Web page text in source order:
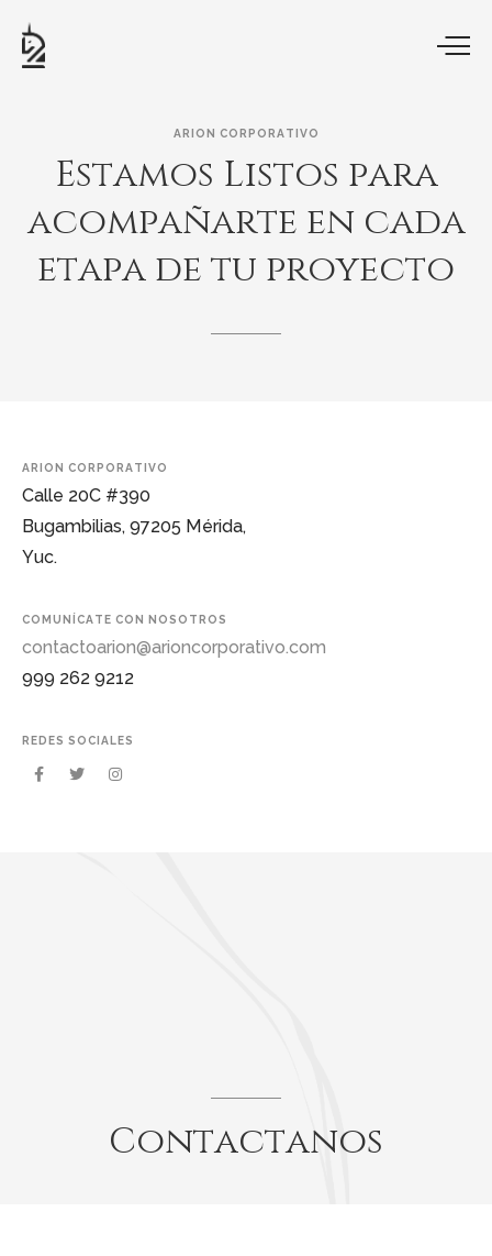
ARION CORPORATIVO
Estamos Listos para
acompañarte en cada
etapa de tu proyecto
ARION CORPORATIVO
Calle 20C #390
Bugambilias, 97205 Mérida,
Yuc.
COMUNÍCATE CON NOSOTROS
contactoarion@arioncorporativo.com
999 262 9212
REDES SOCIALES
Contactanos